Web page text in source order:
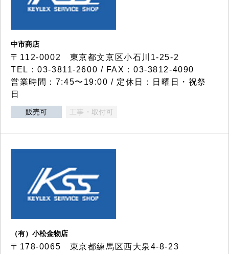
中市商店
〒112-0002 東京都文京区小石川1-25-2
TEL：03-3811-2600 / FAX：03-3812-4090
営業時間：7:45〜19:00 / 定休日：日曜日・祝祭
日
販売可 工事・取付可
（有）小松金物店
〒178-0065 東京都練馬区西大泉4-8-23